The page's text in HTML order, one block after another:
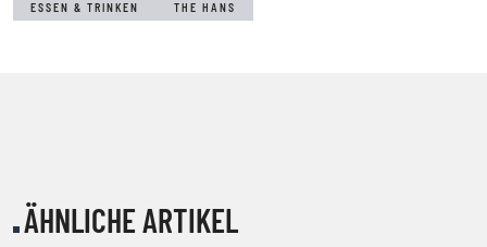
ESSEN & TRINKEN THE HANS
ÄHNLICHE ARTIKEL